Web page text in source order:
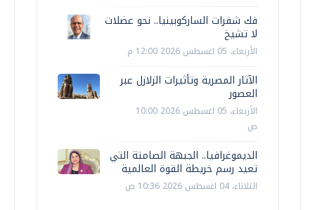
فك شفرات الساركوبينيا.. نحو عضلات
لا تشيخ
الأربعاء، 05 اغسطس 2026 12:00 م
الآثار المصرية وتأثيرات الزلازل عبر
العصور
الأربعاء، 05 اغسطس 2026 10:00
ص
الديموغرافيا.. الجبهة الصامتة التي
تعيد رسم خريطة القوة العالمية
الثلاثاء، 04 اغسطس 2026 10:36 ص